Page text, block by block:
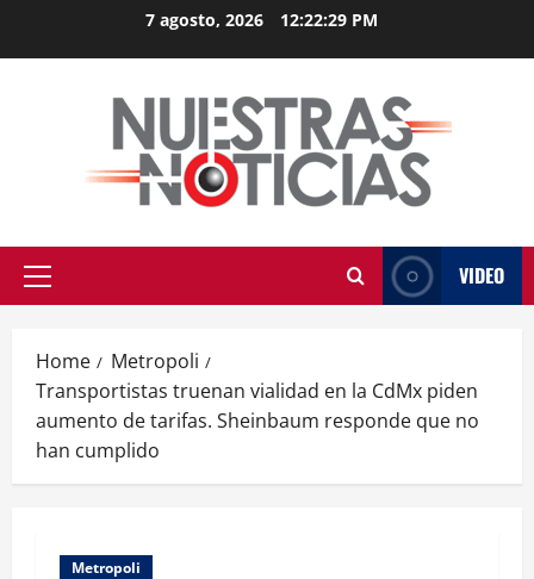
7 agosto, 2026 12:22:30 PM
Primary
VIDEO
Home
Metropoli
Transportistas truenan vialidad en la CdMx piden
aumento de tarifas. Sheinbaum responde que no
han cumplido
Metropoli